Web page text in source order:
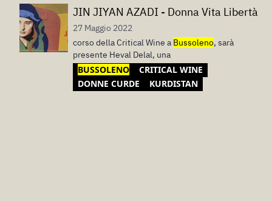
JIN JIYAN AZADI - Donna Vita Libertà
27 Maggio 2022
corso della Critical Wine a Bussoleno, sarà
presente Heval Delal, una
BUSSOLENO
CRITICAL WINE
DONNE CURDE
KURDISTAN